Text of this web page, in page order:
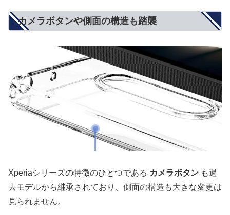
カメラボタンや側面の構造も踏襲
Xperiaシリーズの特徴のひとつである カメラボタン も過
去モデルから継承されており、側面の構造も大きな変更は
見られません。